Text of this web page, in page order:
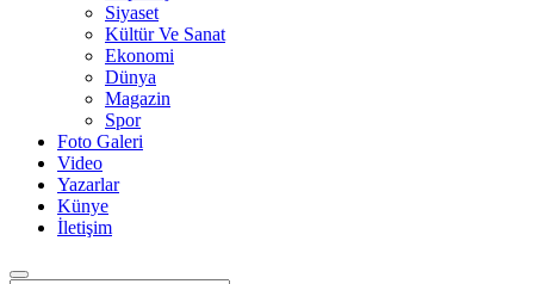
Siyaset
Kültür Ve Sanat
Ekonomi
Dünya
Magazin
Spor
Foto Galeri
Video
Yazarlar
Künye
İletişim